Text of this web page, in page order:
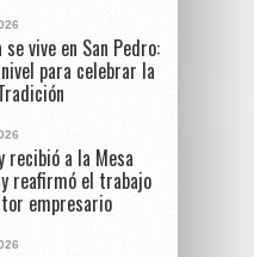
vive en San Pedro:
para celebrar la
recibió a la Mesa
y reafirmó el trabajo
empresario